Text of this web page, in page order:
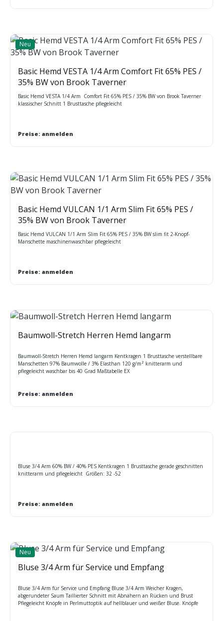
Neu
Basic Hemd VESTA 1/4 Arm Comfort Fit 65% PES /
35% BW von Brook Taverner
Basic Hemd VESTA 1/4 Arm Comfort Fit 65% PES / 35% BW von Brook Taverner
klassischer Schnitt 1 Brusttasche pflegeleicht
Preise: anmelden
Basic Hemd VULCAN 1/1 Arm Slim Fit 65% PES /
35% BW von Brook Taverner
Basic Hemd VULCAN 1/1 Arm Slim Fit 65% PES / 35% BW slim fit 2-Knopf-
Manschette maschinenwaschbar pflegeleicht
Preise: anmelden
Baumwoll-Stretch Herren Hemd langarm
Baumwoll-Stretch Herren Hemd langarm Kentkragen 1 Brusttasche verstellbare
Manschetten 97% Baumwolle / 3% Elasthan 120 g/m² knitterarm und
pflegeleicht waschbar bis 40 Grad Maßtabelle EX
Preise: anmelden
Bluse 3/4 Arm 60% BW / 40% PES Kentkragen 1 Brusttasche gerade geschnitten
knitterarm und pflegeleicht Größen: 32 -52
Preise: anmelden
Neu
Bluse 3/4 Arm für Service und Empfang
Bluse 3/4 Arm für Service und Empfang Bluse 3/4 Arm Weicher Kragen,
abgerundeter Saum Taillierter Schnitt mit Abnähern an Rücken und Brust
Pflegeleicht Knöpfe in Perlmuttoptik auf hellblauer und weißer Bluse. Knöpfe